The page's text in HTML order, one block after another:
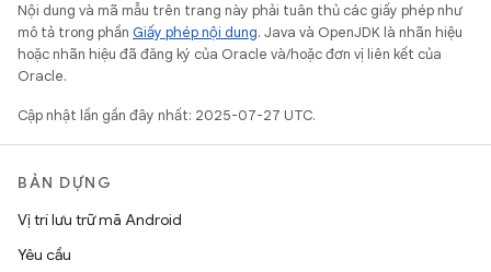
Nội dung và mã mẫu trên trang này phải tuân thủ các giấy phép như
mô tả trong phần Giấy phép nội dung. Java và OpenJDK là nhãn hiệu
hoặc nhãn hiệu đã đăng ký của Oracle và/hoặc đơn vị liên kết của
Oracle.
Cập nhật lần gần đây nhất: 2025-07-27 UTC.
BẢN DỰNG
Vị trí lưu trữ mã Android
Yêu cầu